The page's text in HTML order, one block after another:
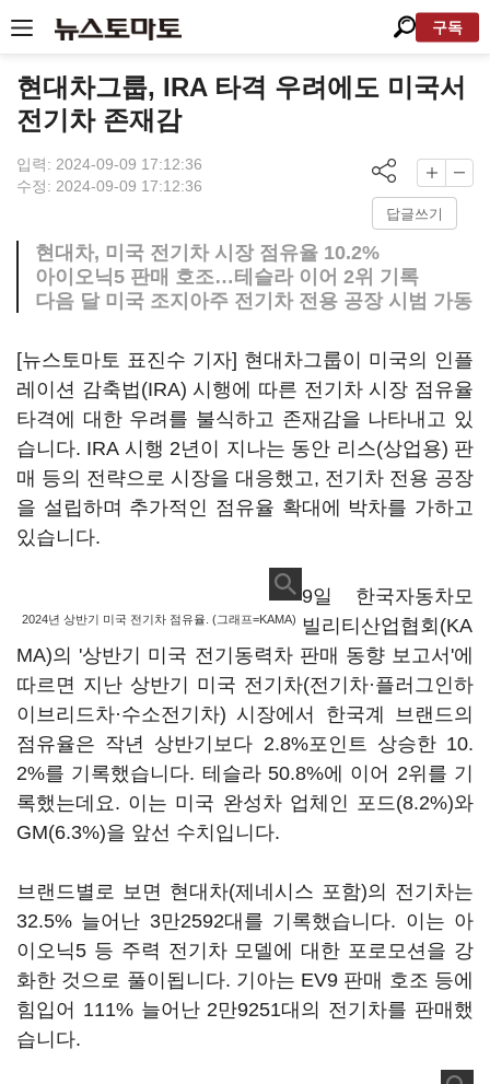
구독
현대차그룹, IRA 타격 우려에도 미국서
전기차 존재감
입력: 2024-09-09 17:12:36
수정: 2024-09-09 17:12:36
답글쓰기
현대차, 미국 전기차 시장 점유율 10.2%
아이오닉5 판매 호조…테슬라 이어 2위 기록
다음 달 미국 조지아주 전기차 전용 공장 시범 가동
[뉴스토마토 표진수 기자] 현대차그룹이 미국의 인플
레이션 감축법(IRA) 시행에 따른 전기차 시장 점유율
타격에 대한 우려를 불식하고 존재감을 나타내고 있
습니다. IRA 시행 2년이 지나는 동안 리스(상업용) 판
매 등의 전략으로 시장을 대응했고, 전기차 전용 공장
을 설립하며 추가적인 점유율 확대에 박차를 가하고
있습니다.
2024년 상반기 미국 전기차 점유율. (그래프=KAMA)
9일 한국자동차모
빌리티산업협회(KA
MA)의 '상반기 미국 전기동력차 판매 동향 보고서'에
따르면 지난 상반기 미국 전기차(전기차·플러그인하
이브리드차·수소전기차) 시장에서 한국계 브랜드의
점유율은 작년 상반기보다 2.8%포인트 상승한 10.
2%를 기록했습니다. 테슬라 50.8%에 이어 2위를 기
록했는데요. 이는 미국 완성차 업체인 포드(8.2%)와
GM(6.3%)을 앞선 수치입니다.
브랜드별로 보면 현대차(제네시스 포함)의 전기차는
32.5% 늘어난 3만2592대를 기록했습니다. 이는 아
이오닉5 등 주력 전기차 모델에 대한 포로모션을 강
화한 것으로 풀이됩니다. 기아는 EV9 판매 호조 등에
힘입어 111% 늘어난 2만9251대의 전기차를 판매했
습니다.